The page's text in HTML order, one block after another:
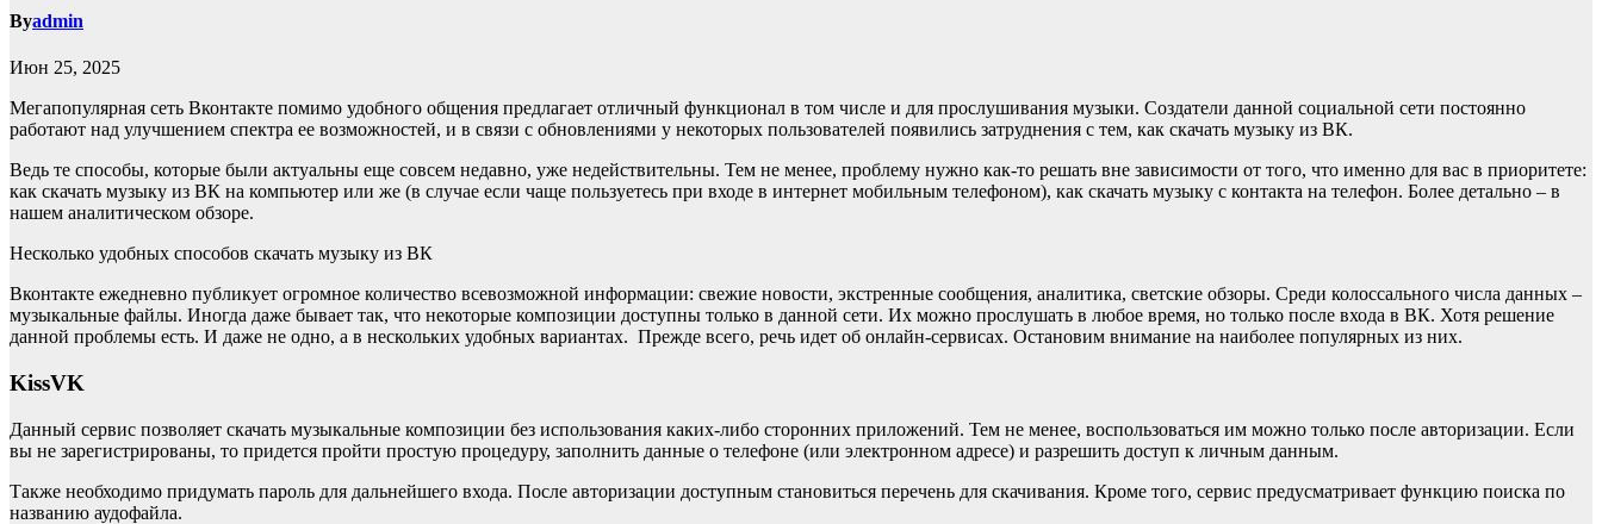
Byadmin
Июн 25, 2025
Мегапопулярная сеть Вконтакте помимо удобного общения предлагает отличный функционал в том числе и для прослушивания музыки. Создатели данной социальной сети постоянно
работают над улучшением спектра ее возможностей, и в связи с обновлениями у некоторых пользователей появились затруднения с тем, как скачать музыку из ВК.
Ведь те способы, которые были актуальны еще совсем недавно, уже недействительны. Тем не менее, проблему нужно как-то решать вне зависимости от того, что именно для вас в приоритете:
как скачать музыку из ВК на компьютер или же (в случае если чаще пользуетесь при входе в интернет мобильным телефоном), как скачать музыку с контакта на телефон. Более детально – в
нашем аналитическом обзоре.
Несколько удобных способов скачать музыку из ВК
Вконтакте ежедневно публикует огромное количество всевозможной информации: свежие новости, экстренные сообщения, аналитика, светские обзоры. Среди колоссального числа данных –
музыкальные файлы. Иногда даже бывает так, что некоторые композиции доступны только в данной сети. Их можно прослушать в любое время, но только после входа в ВК. Хотя решение
данной проблемы есть. И даже не одно, а в нескольких удобных вариантах. Прежде всего, речь идет об онлайн-сервисах. Остановим внимание на наиболее популярных из них.
KissVK
Данный сервис позволяет скачать музыкальные композиции без использования каких-либо сторонних приложений. Тем не менее, воспользоваться им можно только после авторизации. Если
вы не зарегистрированы, то придется пройти простую процедуру, заполнить данные о телефоне (или электронном адресе) и разрешить доступ к личным данным.
Также необходимо придумать пароль для дальнейшего входа. После авторизации доступным становиться перечень для скачивания. Кроме того, сервис предусматривает функцию поиска по
названию аудофайла.